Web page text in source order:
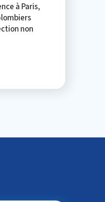
à Paris,
non